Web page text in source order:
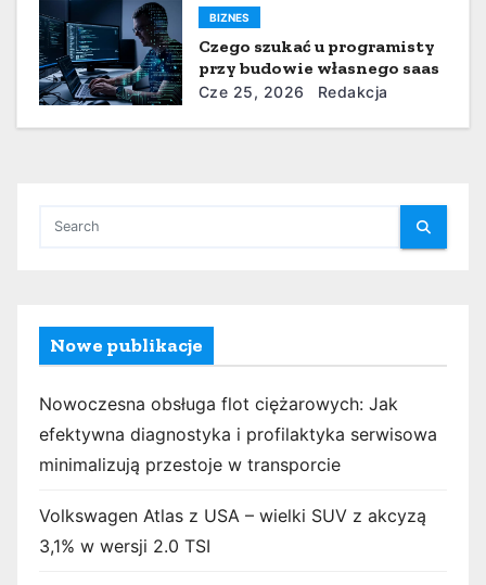
BIZNES
Czego szukać u programisty
przy budowie własnego saas
Cze 25, 2026 Redakcja
Nowe publikacje
Nowoczesna obsługa flot ciężarowych: Jak
efektywna diagnostyka i profilaktyka serwisowa
minimalizują przestoje w transporcie
Volkswagen Atlas z USA – wielki SUV z akcyzą
3,1% w wersji 2.0 TSI